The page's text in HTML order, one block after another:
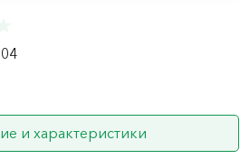
и характеристики